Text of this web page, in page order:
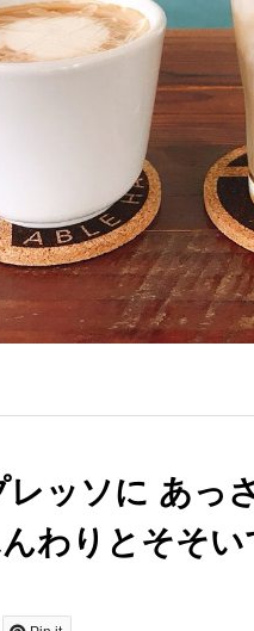
ッソに あっ
わりとそそ